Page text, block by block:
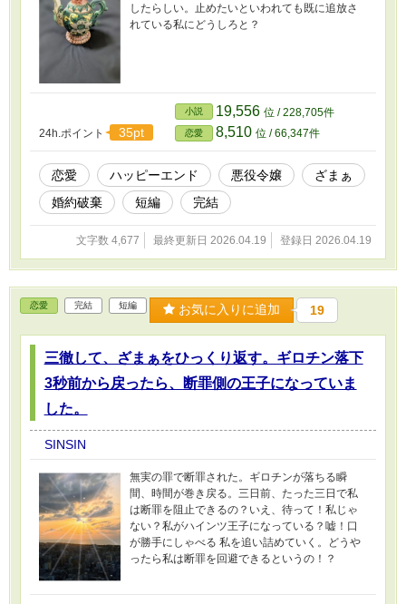
したらしい。止めたいといわれても既に追放さ
れている私にどうしろと？
24h.ポイント 35pt
小説 19,556 位 / 228,705件
恋愛 8,510 位 / 66,347件
恋愛 ハッピーエンド 悪役令嬢
ざまぁ
婚約破棄
短編 完結
文字数 4,677 最終更新日 2026.04.19 登録日 2026.04.19
恋愛 完結 短編 お気に入りに追加 19
三徹して、ざまぁをひっくり返す。ギロチン落下
3秒前から戻ったら、断罪側の王子になっていま
した。
SINSIN
無実の罪で断罪された。ギロチンが落ちる瞬
間、時間が巻き戻る。三日前、たった三日で私
は断罪を阻止できるの？いえ、待って！私じゃ
ない？私がハインツ王子になっている？嘘！口
が勝手にしゃべる 私を追い詰めていく。どうや
ったら私は断罪を回避できるというの！？